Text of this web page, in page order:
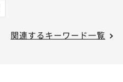
関連するキーワード一覧